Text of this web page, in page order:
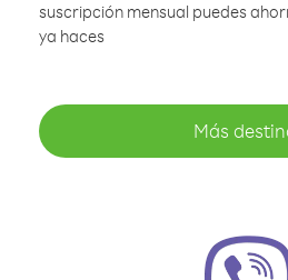
suscripción mensual puedes
ya haces
Más